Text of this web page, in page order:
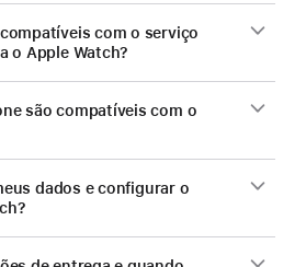
com o serviço
o Apple Watch?
são compatíveis com o
dados e configurar o